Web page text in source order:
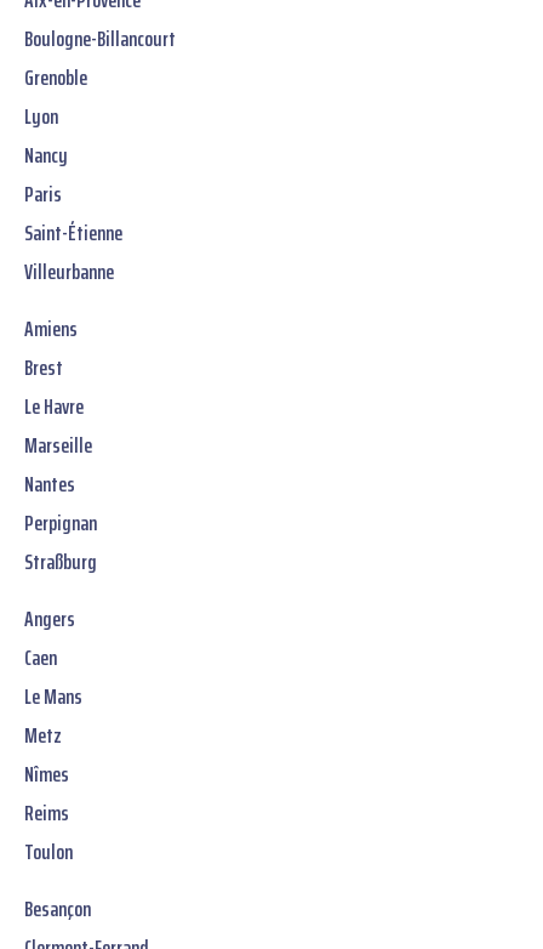
Boulogne-Billancourt
Grenoble
Lyon
Nancy
Paris
Saint-Étienne
Villeurbanne
Amiens
Brest
Le Havre
Marseille
Nantes
Perpignan
Straßburg
Angers
Caen
Le Mans
Metz
Nîmes
Reims
Toulon
Besançon